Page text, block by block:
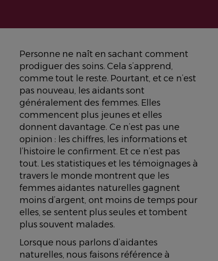
Personne ne naît en sachant comment
prodiguer des soins. Cela s’apprend,
comme tout le reste. Pourtant, et ce n’est
pas nouveau, les aidants sont
généralement des femmes. Elles
commencent plus jeunes et elles
donnent davantage. Ce n’est pas une
opinion : les chiffres, les informations et
l’histoire le confirment. Et ce n’est pas
tout. Les statistiques et les témoignages à
travers le monde montrent que les
femmes aidantes naturelles gagnent
moins d’argent, ont moins de temps pour
elles, se sentent plus seules et tombent
plus souvent malades.
Lorsque nous parlons d’aidantes
naturelles, nous faisons référence à